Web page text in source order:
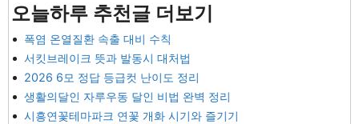
오늘하루 추천글 더보기
폭염 온열질환 속출 대비 수칙
서킷브레이크 뜻과 발동시 대처법
2026 6모 정답 등급컷 난이도 정리
생활의달인 자루우동 달인 비법 완벽 정리
시흥연꽃테마파크 연꽃 개화 시기와 즐기기